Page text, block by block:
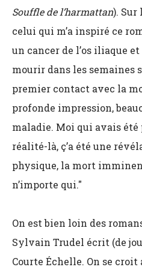
Souffle de l’harmattan). Sur
celui qui m’a inspiré ce
un cancer de l’os iliaque
mourir dans les semaines
premier contact avec la
profonde impression,
maladie. Moi qui avais été
réalité-là, ç’a été une
physique, la mort
n’importe qui."
On est bien loin des
Sylvain Trudel écrit (de
Courte Échelle. On se